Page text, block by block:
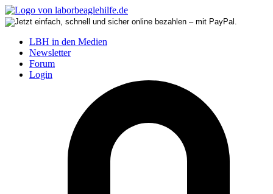
LBH in den Medien
Newsletter
Forum
Login